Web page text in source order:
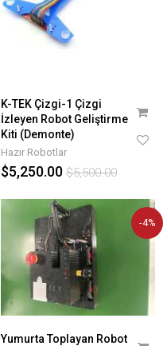
K-TEK Çizgi-1 Çizgi
İzleyen Robot Geliştirme
Kiti (Demonte)
Hazır Robotlar
$5,250.00$5,500.00
-4%
Yumurta Toplayan Robot